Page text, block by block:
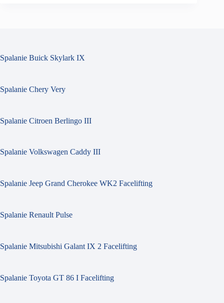
Spalanie Buick Skylark IX
Spalanie Chery Very
Spalanie Citroen Berlingo III
Spalanie Volkswagen Caddy III
Spalanie Jeep Grand Cherokee WK2 Facelifting
Spalanie Renault Pulse
Spalanie Mitsubishi Galant IX 2 Facelifting
Spalanie Toyota GT 86 I Facelifting